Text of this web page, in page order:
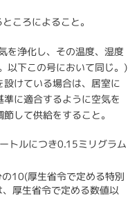
ころによること。
を浄化し、その温度、湿度
以下この号において同じ。)
けている場合は、居室に
に適合するように空気を
して供給をすること。
トルにつき0.15ミリグラム
10(厚生省令で定める特別
厚生省令で定める数値以